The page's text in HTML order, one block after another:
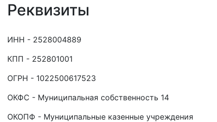
Реквизиты
ИНН - 2528004889
КПП - 252801001
ОГРН - 1022500617523
ОКФС - Муниципальная собственность 14
ОКОПФ - Муниципальные казенные учреждения